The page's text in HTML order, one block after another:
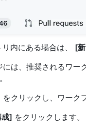
内にある場合は、 [
は、推奨されるワー
をクリックし、ワーク
] をクリックします。